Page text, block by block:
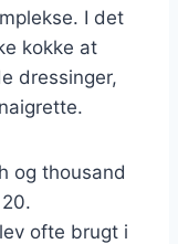
I det
kokke at
dressinger,
og thousand
ofte brugt i